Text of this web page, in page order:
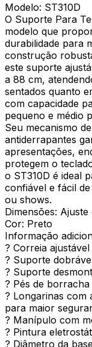
Modelo: ST310D
O Suporte Para
modelo que
durabilidade para
construção
este suporte
a 88 cm,
sentados quanto
com capacidade
pequeno e médio
Seu mecanismo
antiderrapantes
apresentações,
protegem o
o ST310D é ideal
confiável e fácil
ou shows.
Dimensões:
Cor: Preto
Informação
? Correia
? Suporte
? Suporte
? Pés de borracha
? Longarinas com
para maior
? Manípulo com
? Pintura
? Diâmetro da